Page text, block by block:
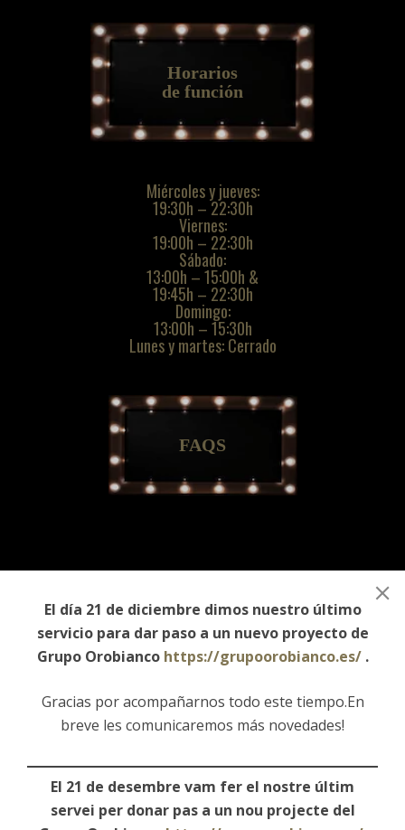
Horarios
de función
Miércoles y jueves:
19:30h – 22:30h
Viernes:
19:00h – 22:30h
Sábado:
13:00h – 15:00h &
19:45h – 22:30h
Domingo:
13:00h – 15:30h
Lunes y martes: Cerrado
FAQS
Descubre lo que
sucede detrás
del escenario
El día 21 de diciembre dimos nuestro último
servicio para dar paso a un nuevo proyecto de
Grupo Orobianco https://grupoorobianco.es/.
Gracias por acompañarnos todo este tiempo.En
breve les comunicaremos más novedades!
El 21 de desembre vam fer el nostre últim
servei per donar pas a un nou projecte del